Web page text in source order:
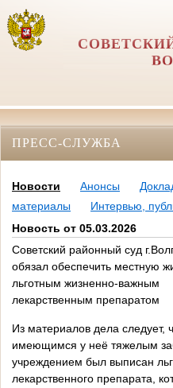
ПРЕСС-СЛУЖБА
Новости Анонсы
материалы
Интервью,
Новость от 05.03.2026
Советский районный суд
обязал обеспечить местную
льготным жизненно-важным
лекарственным препаратом
Из материалов дела следует,
имеющимся у неё тяжелым
учреждением был выписан
лекарственного препарата,